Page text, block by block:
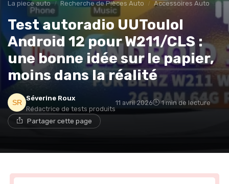
La piece auto Recherche de Pièces Auto Accessoires Auto
Test autoradio UUTouIoI
Android 12 pour W211/CLS :
une bonne idée sur le papier,
moins dans la réalité
Séverine Roux
Rédactrice de tests produits
11 avril 2026 1 min de lecture
Partager cette page